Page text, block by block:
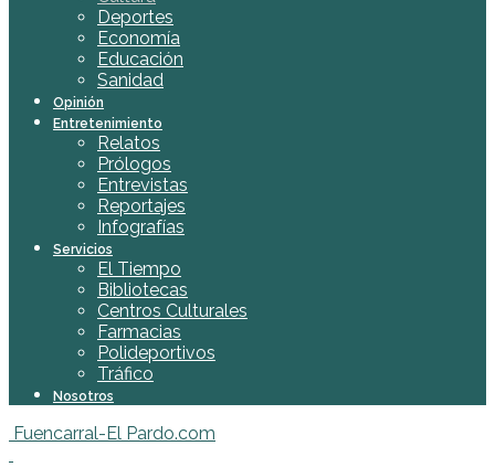
Deportes
Economía
Educación
Sanidad
Opinión
Entretenimiento
Relatos
Prólogos
Entrevistas
Reportajes
Infografías
Servicios
El Tiempo
Bibliotecas
Centros Culturales
Farmacias
Polideportivos
Tráfico
Nosotros
Fuencarral-El Pardo.com